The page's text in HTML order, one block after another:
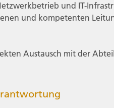
und IT-
und kompetenten
Austausch mit der